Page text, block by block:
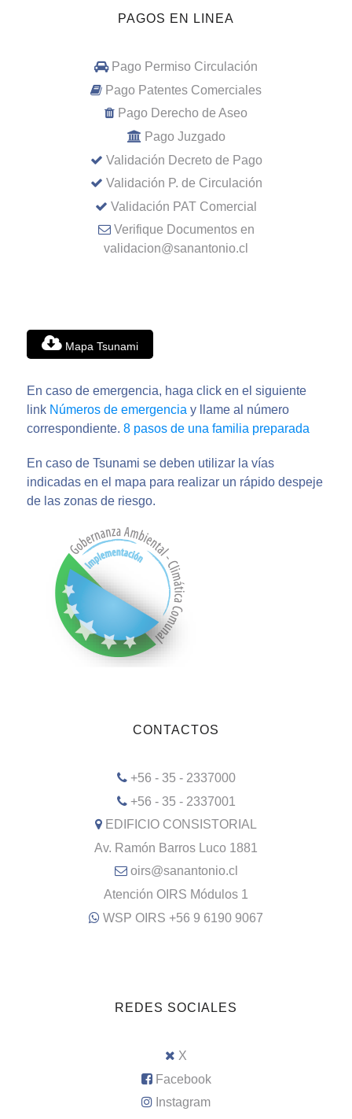
PAGOS EN LINEA
Pago Permiso Circulación
Pago Patentes Comerciales
Pago Derecho de Aseo
Pago Juzgado
Validación Decreto de Pago
Validación P. de Circulación
Validación PAT Comercial
Verifique Documentos en
validacion@sanantonio.cl
Mapa Tsunami
En caso de emergencia, haga click en el siguiente
link Números de emergencia y llame al número
correspondiente. 8 pasos de una familia preparada
En caso de Tsunami se deben utilizar la vías
indicadas en el mapa para realizar un rápido despeje
de las zonas de riesgo.
CONTACTOS
+56 - 35 - 2337000
+56 - 35 - 2337001
EDIFICIO CONSISTORIAL
Av. Ramón Barros Luco 1881
oirs@sanantonio.cl
Atención OIRS Módulos 1
WSP OIRS +56 9 6190 9067
REDES SOCIALES
X
Facebook
Instagram